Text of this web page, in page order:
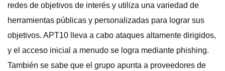
redes de objetivos de interés y utiliza una variedad de
herramientas públicas y personalizadas para lograr sus
objetivos. APT10 lleva a cabo ataques altamente dirigidos,
y el acceso inicial a menudo se logra mediante phishing.
También se sabe que el grupo apunta a proveedores de